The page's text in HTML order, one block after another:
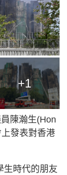
+1
陳瀚生(Hon
發表對香港
生時代的朋友